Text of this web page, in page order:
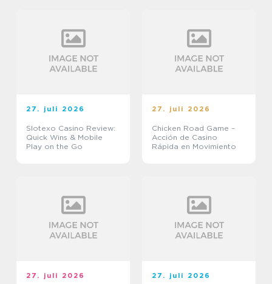
27. juli 2026
Slotexo Casino Review:
Quick Wins & Mobile
Play on the Go
27. juli 2026
Chicken Road Game –
Acción de Casino
Rápida en Movimiento
27. juli 2026 27. juli 2026